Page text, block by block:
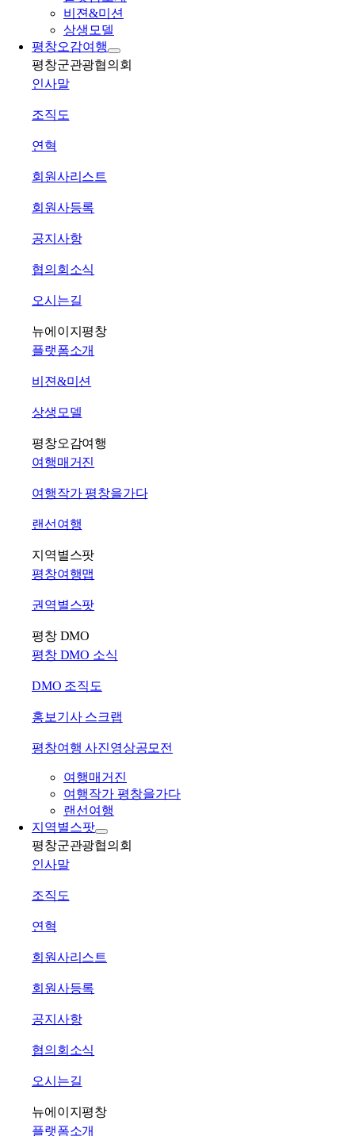
비젼&미션
상생모델
평창오감여행
평창군관광협의회
인사말
조직도
연혁
회원사리스트
회원사등록
공지사항
협의회소식
오시는길
뉴에이지평창
플랫폼소개
비젼&미션
상생모델
평창오감여행
여행매거진
여행작가 평창을가다
랜선여행
지역별스팟
평창여행맵
권역별스팟
평창 DMO
평창 DMO 소식
DMO 조직도
홍보기사 스크랩
평창여행 사진영상공모전
여행매거진
여행작가 평창을가다
랜선여행
지역별스팟
평창군관광협의회
인사말
조직도
연혁
회원사리스트
회원사등록
공지사항
협의회소식
오시는길
뉴에이지평창
플랫폼소개